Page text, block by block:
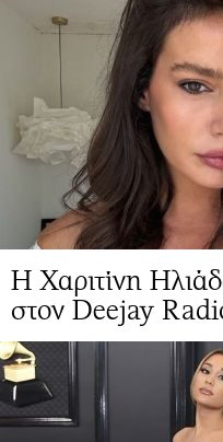
Η Χαριτίνη
στον Deejay